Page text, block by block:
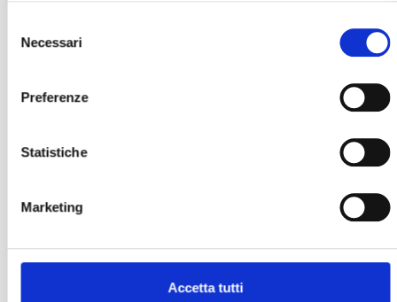
delNecessari
Preferenze
Statistiche
Marketing
Accetta tutti